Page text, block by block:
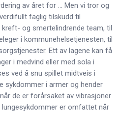
av året for … Men vi tror og
faglig tilskudd til
kreft- og smertelindrende team, til
i kommunehelsetjenesten, til
Ett av lagene kan få
i medvind eller med sola i
ved å snu spillet midtveis i
sykdommer i armer og hender
de er forårsaket av vibrasjoner
er omfattet når